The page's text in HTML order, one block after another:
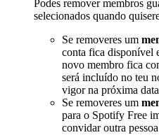
Podes remover membros
selecionados quando
Se removeres um
conta fica disponível
novo membro fica
será incluído no teu
vigor na próxima
Se removeres um
para o Spotify Free
convidar outra